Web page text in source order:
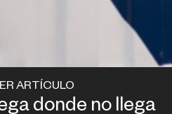
ARTÍCULO
donde no llega